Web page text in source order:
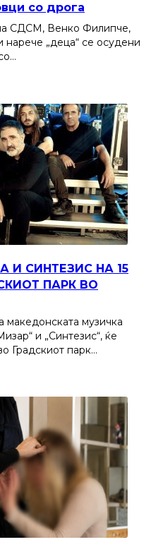
со дрога
СДСМ, Венко Филипче,
нарече „деца“ се осудени
И СИНТЕЗИС НА 15
ПАРК ВО
македонската музичка
и „Синтезис“, ќе
Градскиот парк…